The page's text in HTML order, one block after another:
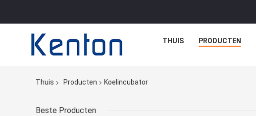
THUIS PRODUCTEN
Thuis Producten Koelincubator
Beste Producten